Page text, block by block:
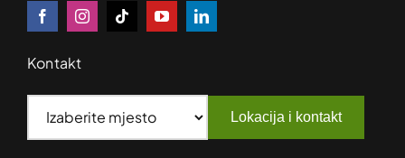
Kontakt
Lokacija i kontakt